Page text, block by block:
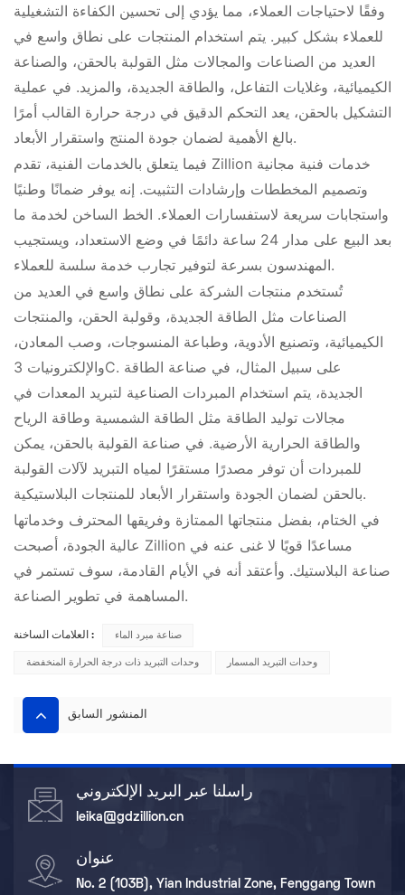
وفقًا لاحتياجات العملاء، مما يؤدي إلى تحسين الكفاءة التشغيلية
للعملاء بشكل كبير. يتم استخدام المنتجات على نطاق واسع في
العديد من الصناعات والمجالات مثل القولبة بالحقن، والصناعة
الكيميائية، وغلايات التفاعل، والطاقة الجديدة، والمزيد. في عملية
التشكيل بالحقن، يعد التحكم الدقيق في درجة حرارة القالب أمرًا
بالغ الأهمية لضمان جودة المنتج واستقرار الأبعاد.
فيما يتعلق بالخدمات الفنية، تقدم Zillion خدمات فنية مجانية
وتصميم المخططات وإرشادات التثبيت. إنه يوفر ضمانًا وطنيًا
واستجابات سريعة لاستفسارات العملاء. الخط الساخن لخدمة ما
بعد البيع على مدار 24 ساعة دائمًا في وضع الاستعداد، ويستجيب
المهندسون بسرعة لتوفير تجارب خدمة سلسة للعملاء.
تُستخدم منتجات الشركة على نطاق واسع في العديد من
الصناعات مثل الطاقة الجديدة، وقولبة الحقن، والمنتجات
الكيميائية، وتصنيع الأدوية، وطباعة المنسوجات، وصب المعادن،
والإلكترونيات 3C. على سبيل المثال، في صناعة الطاقة
الجديدة، يتم استخدام المبردات الصناعية لتبريد المعدات في
مجالات توليد الطاقة مثل الطاقة الشمسية وطاقة الرياح
والطاقة الحرارية الأرضية. في صناعة القولبة بالحقن، يمكن
للمبردات أن توفر مصدرًا مستقرًا لمياه التبريد لآلات القولبة
بالحقن لضمان الجودة واستقرار الأبعاد للمنتجات البلاستيكية.
في الختام، بفضل منتجاتها الممتازة وفريقها المحترف وخدماتها
عالية الجودة، أصبحت Zillion مساعدًا قويًا لا غنى عنه في
صناعة البلاستيك. وأعتقد أنه في الأيام القادمة، سوف تستمر في
المساهمة في تطوير الصناعة.
العلامات الساخنة : صناعة مبرد الماء
وحدات التبريد ذات درجة الحرارة المنخفضة وحدات التبريد المسمار
المنشور السابق
راسلنا عبر البريد الإلكتروني
leika@gdzillion.cn
عنوان
No. 2 (103B), Yian Industrial Zone, Fenggang Town